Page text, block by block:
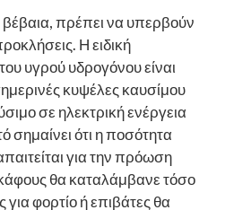
πρέπει να υπερβούν
Η ειδική
υγρού υδρογόνου είναι
κυψέλες καυσίμου
σε ηλεκτρική ενέργεια
ότι η ποσότητα
για την πρόωση
θα καταλάμβανε τόσο
φορτίο ή επιβάτες θα